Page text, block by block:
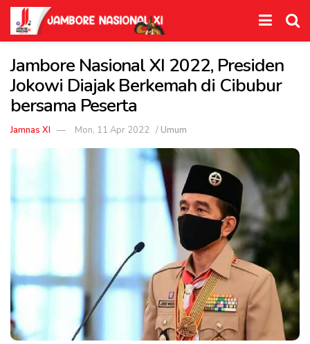
Jambore Nasional XI 2022, Presiden
Jokowi Diajak Berkemah di Cibubur
bersama Peserta
Jamnas XI Mon, 11 Apr 2022 /Umum